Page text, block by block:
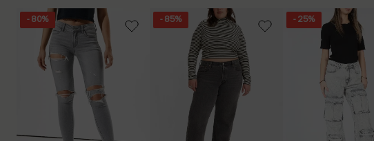
- 80% - 85% - 25%